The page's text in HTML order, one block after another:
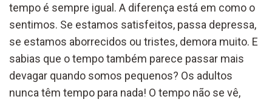
tempo é sempre igual. A diferença está em como o
sentimos. Se estamos satisfeitos, passa depressa,
se estamos aborrecidos ou tristes, demora muito. E
sabias que o tempo também parece passar mais
devagar quando somos pequenos? Os adultos
nunca têm tempo para nada! O tempo não se vê,